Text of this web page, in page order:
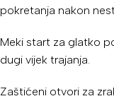
pokretanja nakon
Meki start za glatko
dugi vijek trajanja.
Zaštićeni otvori za